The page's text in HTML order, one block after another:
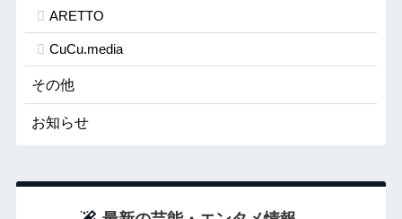
ARETTO
CuCu.media
その他
お知らせ